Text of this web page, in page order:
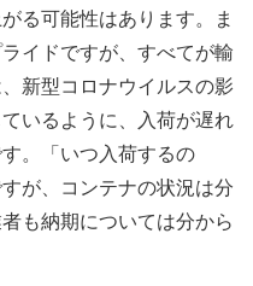
る可能性はあります。ま
イドですが、すべてが輸
新型コロナウイルスの影
いるように、入荷が遅れ
。「いつ入荷するの
が、コンテナの状況は分
も納期については分から